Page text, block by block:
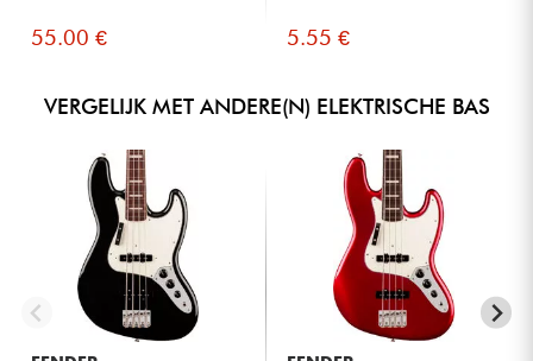
55.00 € 5.55 €
VERGELIJK MET ANDERE(N) ELEKTRISCHE BAS